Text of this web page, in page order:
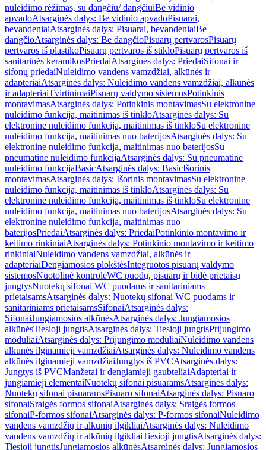
nuleidimo rėžimas, su dangčiu/ dangčiuiBe vidinio
apvadoAtsarginės dalys: Be vidinio apvadoPisuarai,
bevandeniaiAtsarginės dalys: Pisuarai, bevandeniaiBe
dangčioAtsarginės dalys: Be dangčioPisuarų pertvarosPisuarų
pertvaros iš plastikoPisuarų pertvaros iš stikloPisuarų pertvaros iš
sanitarinės keramikosPriedaiAtsarginės dalys: PriedaiSifonai ir
sifonų priedaiNuleidimo vandens vamzdžiai, alkūnės ir
adapteriaiAtsarginės dalys: Nuleidimo vandens vamzdžiai, alkūnės
ir adapteriaiTvirtinimaiPisuarų valdymo sistemosPotinkinis
montavimasAtsarginės dalys: Potinkinis montavimasSu elektronine
nuleidimo funkcija, maitinimas iš tinkloAtsarginės dalys: Su
elektronine nuleidimo funkcija, maitinimas iš tinkloSu elektronine
nuleidimo funkcija, maitinimas nuo baterijosAtsarginės dalys: Su
elektronine nuleidimo funkcija, maitinimas nuo baterijosSu
pneumatine nuleidimo funkcijaAtsarginės dalys: Su pneumatine
nuleidimo funkcijaBasicAtsarginės dalys: BasicIšorinis
montavimasAtsarginės dalys: Išorinis montavimasSu elektronine
nuleidimo funkcija, maitinimas iš tinkloAtsarginės dalys: Su
elektronine nuleidimo funkcija, maitinimas iš tinkloSu elektronine
nuleidimo funkcija, maitinimas nuo baterijosAtsarginės dalys: Su
elektronine nuleidimo funkcija, maitinimas nuo
baterijosPriedaiAtsarginės dalys: PriedaiPotinkinio montavimo ir
keitimo rinkiniaiAtsarginės dalys: Potinkinio montavimo ir keitimo
rinkiniaiNuleidimo vandens vamzdžiai, alkūnės ir
adapteriaiDengiamosios plokštėsIntegruotos pisuarų valdymo
sistemosNuotolinė kontrolėWC puodų, pisuarų ir bidė prietaisų
jungtysNuotekų sifonai WC puodams ir sanitariniams
prietaisamsAtsarginės dalys: Nuotekų sifonai WC puodams ir
sanitariniams prietaisamsSifonaiAtsarginės dalys:
SifonaiJungiamosios alkūnėsAtsarginės dalys: Jungiamosios
alkūnėsTiesioji jungtisAtsarginės dalys: Tiesioji jungtisPrijungimo
moduliaiAtsarginės dalys: Prijungimo moduliaiNuleidimo vandens
alkūnės ilginamieji vamzdžiaiAtsarginės dalys: Nuleidimo vandens
alkūnės ilginamieji vamzdžiaiJungtys iš PVCAtsarginės dalys:
Jungtys iš PVCManžetai ir dengiamieji gaubteliaiAdapteriai ir
jungiamieji elementaiNuotekų sifonai pisuaramsAtsarginės dalys:
Nuotekų sifonai pisuaramsPisuaro sifonaiAtsarginės dalys: Pisuaro
sifonaiSraigės formos sifonaiAtsarginės dalys: Sraigės formos
sifonaiP-formos sifonaiAtsarginės dalys: P-formos sifonaiNuleidimo
vandens vamzdžių ir alkūnių ilgikliaiAtsarginės dalys: Nuleidimo
vandens vamzdžių ir alkūnių ilgikliaiTiesioji jungtisAtsarginės dalys:
Tiesioji jungtisJungiamosios alkūnėsAtsarginės dalys: Jungiamosios